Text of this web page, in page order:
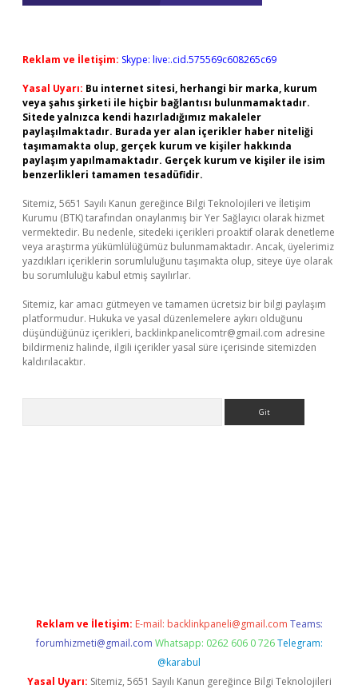
Reklam ve İletişim: Skype: live:.cid.575569c608265c69
Yasal Uyarı: Bu internet sitesi, herhangi bir marka, kurum
veya şahıs şirketi ile hiçbir bağlantısı bulunmamaktadır.
Sitede yalnızca kendi hazırladığımız makaleler
paylaşılmaktadır. Burada yer alan içerikler haber niteliği
taşımamakta olup, gerçek kurum ve kişiler hakkında
paylaşım yapılmamaktadır. Gerçek kurum ve kişiler ile isim
benzerlikleri tamamen tesadüfidir.
Sitemiz, 5651 Sayılı Kanun gereğince Bilgi Teknolojileri ve İletişim
Kurumu (BTK) tarafından onaylanmış bir Yer Sağlayıcı olarak hizmet
vermektedir. Bu nedenle, sitedeki içerikleri proaktif olarak denetleme
veya araştırma yükümlülüğümüz bulunmamaktadır. Ancak, üyelerimiz
yazdıkları içeriklerin sorumluluğunu taşımakta olup, siteye üye olarak
bu sorumluluğu kabul etmiş sayılırlar.
Sitemiz, kar amacı gütmeyen ve tamamen ücretsiz bir bilgi paylaşım
platformudur. Hukuka ve yasal düzenlemelere aykırı olduğunu
düşündüğünüz içerikleri, backlinkpanelicomtr@gmail.com adresine
bildirmeniz halinde, ilgili içerikler yasal süre içerisinde sitemizden
kaldırılacaktır.
Reklam ve İletişim: E-mail: backlinkpaneli@gmail.com Teams:
forumhizmeti@gmail.com Whatsapp: 0262 606 0 726 Telegram:
@karabul
Yasal Uyarı: Sitemiz, 5651 Sayılı Kanun gereğince Bilgi Teknolojileri